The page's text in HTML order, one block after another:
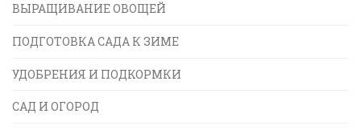
ВЫРАЩИВАНИЕ ОВОЩЕЙ
ПОДГОТОВКА САДА К ЗИМЕ
УДОБРЕНИЯ И ПОДКОРМКИ
САД И ОГОРОД